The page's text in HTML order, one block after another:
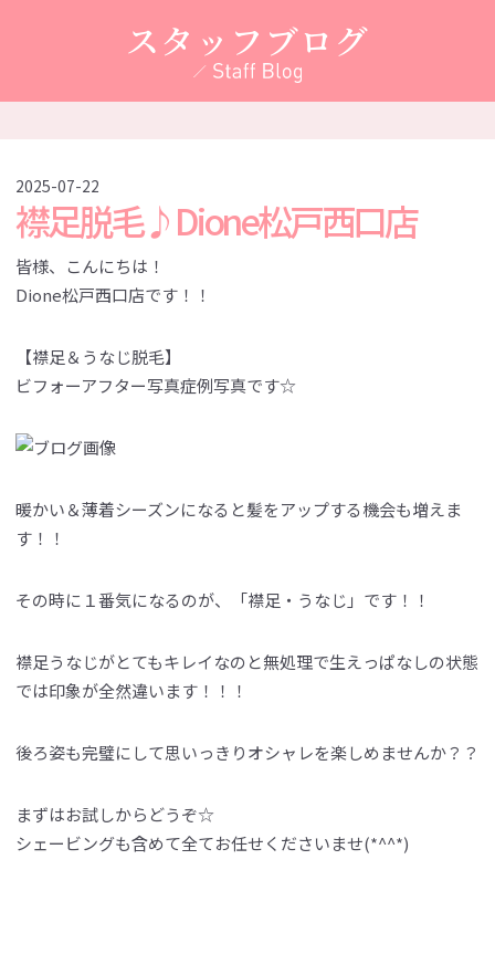
スタッフブログ
2025-07-22
襟足脱毛♪Dione松戸西口店
皆様、こんにちは！
Dione松戸西口店です！！
【襟足＆うなじ脱毛】
ビフォーアフター写真症例写真です☆
暖かい＆薄着シーズンになると髪をアップする機会も増えま
す！！
その時に１番気になるのが、「襟足・うなじ」です！！
襟足うなじがとてもキレイなのと無処理で生えっぱなしの状態
では印象が全然違います！！！
後ろ姿も完璧にして思いっきりオシャレを楽しめませんか？？
まずはお試しからどうぞ☆
シェービングも含めて全てお任せくださいませ(*^^*)